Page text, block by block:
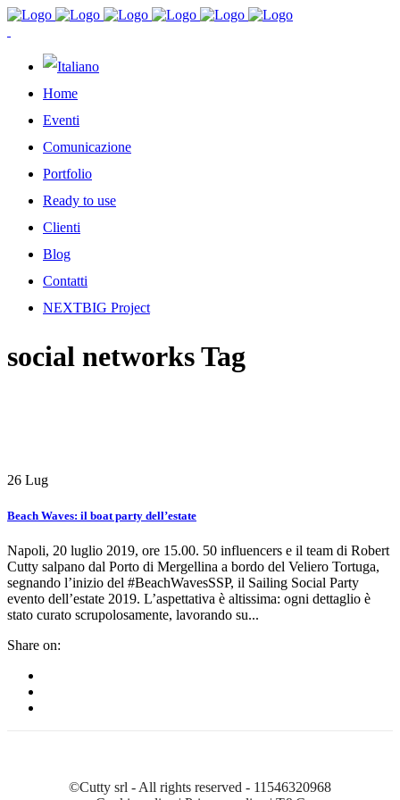
Home
Eventi
Comunicazione
Portfolio
Ready to use
Clienti
Blog
Contatti
NEXTBIG Project
social networks Tag
26 Lug
Beach Waves: il boat party dell’estate
Napoli, 20 luglio 2019, ore 15.00. 50 influencers e il team di Robert
Cutty salpano dal Porto di Mergellina a bordo del Veliero Tortuga,
segnando l’inizio del #BeachWavesSSP, il Sailing Social Party
evento dell’estate 2019. L’aspettativa è altissima: ogni dettaglio è
stato curato scrupolosamente, lavorando su...
Share on:
©Cutty srl - All rights reserved - 11546320968